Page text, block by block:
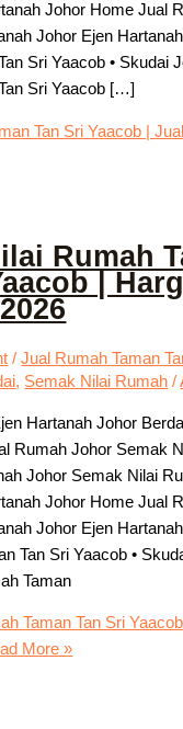
Johor Home Jual
Johor Ejen
Sri Yaacob • Skudai
Sri Yaacob […]
Tan Sri Yaacob |
Rumah
|
/Jual Rumah Taman
, Semak Nilai Rumah /
Hartanah Johor
Rumah Johor Semak
Johor Semak Nilai
Johor Home Jual
Johor Ejen
Tan Sri Yaacob •
Taman
Taman Tan Sri
More »